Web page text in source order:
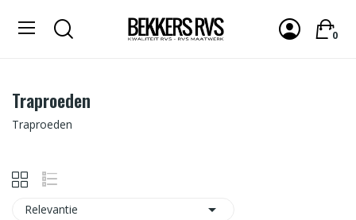
0
Traproeden
Traproeden
Relevantie 